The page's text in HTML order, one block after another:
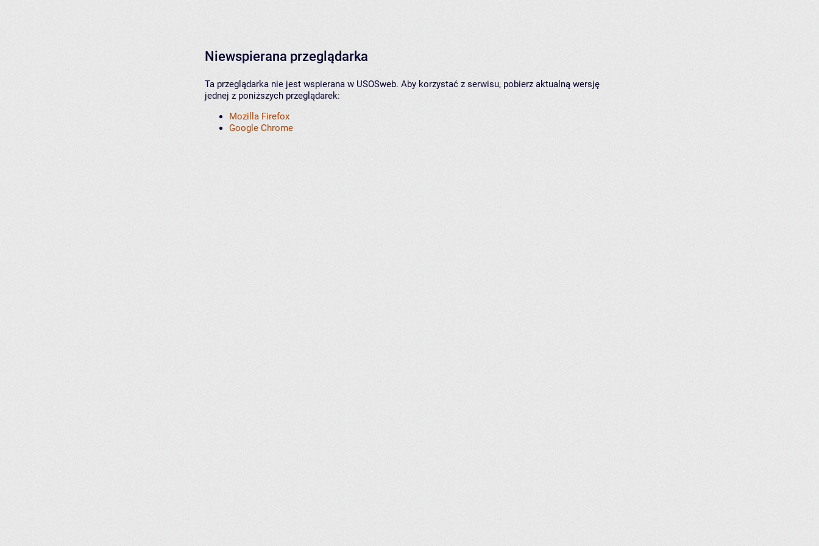
Niewspierana przeglądarka
Ta przeglądarka nie jest wspierana w USOSweb. Aby korzystać z serwisu, pobierz aktualną wersję
jednej z poniższych przeglądarek:
Mozilla Firefox
Google Chrome